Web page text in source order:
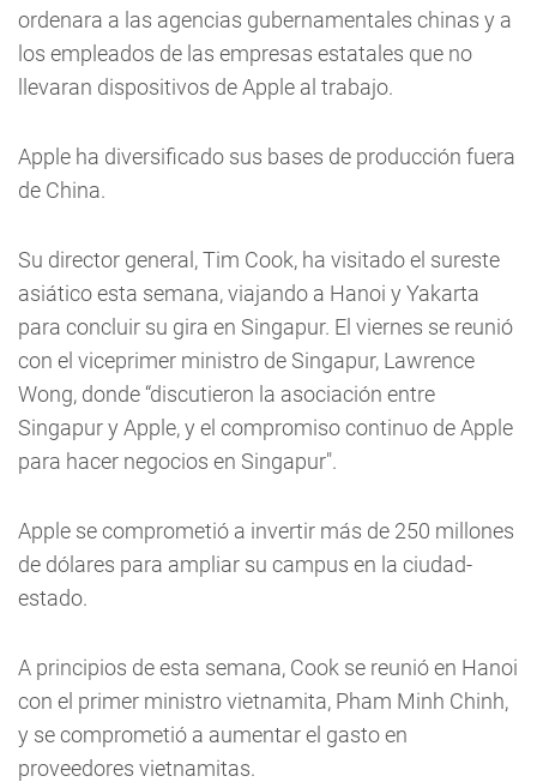
ordenara a las agencias gubernamentales chinas y a
los empleados de las empresas estatales que no
llevaran dispositivos de Apple al trabajo.
Apple ha diversificado sus bases de producción fuera
de China.
Su director general, Tim Cook, ha visitado el sureste
asiático esta semana, viajando a Hanoi y Yakarta
para concluir su gira en Singapur. El viernes se reunió
con el viceprimer ministro de Singapur, Lawrence
Wong, donde “discutieron la asociación entre
Singapur y Apple, y el compromiso continuo de Apple
para hacer negocios en Singapur".
Apple se comprometió a invertir más de 250 millones
de dólares para ampliar su campus en la ciudad-
estado.
A principios de esta semana, Cook se reunió en Hanoi
con el primer ministro vietnamita, Pham Minh Chinh,
y se comprometió a aumentar el gasto en
proveedores vietnamitas.